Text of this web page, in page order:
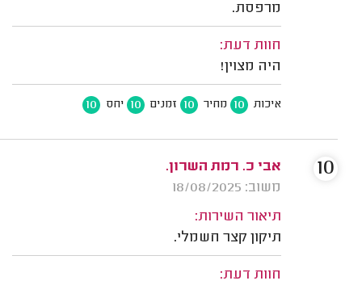
מרפסת.
חוות דעת:
היה מצוין!
איכות 10 מחיר 10 זמנים 10 יחס 10
אבי כ. רמת השרון.
משוב: 18/08/2025
תיאור השירות:
תיקון קצר חשמלי.
חוות דעת:
10